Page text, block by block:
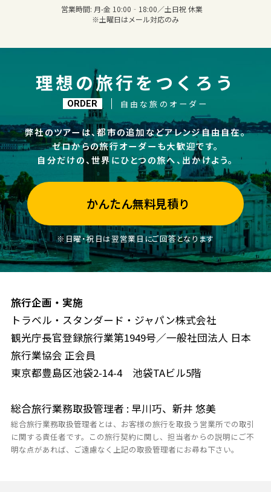
営業時間: 月-金 10:00‐18:00／土日祝 休業
※土曜日はメール対応のみ
理想の旅行をつくろう
ORDER 自由な旅のオーダー
弊社のツアーは、都市の追加などアレンジ自由自在。
ゼロからの旅行オーダーも大歓迎です。
自分だけの、世界にひとつの旅へ、出かけよう。
かんたん無料見積り
※日曜・祝日は翌営業日にご回答となります
旅行企画・実施
トラベル・スタンダード・ジャパン株式会社
観光庁長官登録旅行業第1949号／一般社団法人 日本
旅行業協会 正会員
東京都豊島区池袋2-14-4 池袋TAビル5階
総合旅行業務取扱管理者 : 早川巧、新井 悠美
総合旅行業務取扱管理者とは、お客様の旅行を取扱う営業所での取引
に関する責任者です。この旅行契約に関し、担当者からの説明にご不
明な点があれば、ご遠慮なく上記の取扱管理者にお尋ね下さい。